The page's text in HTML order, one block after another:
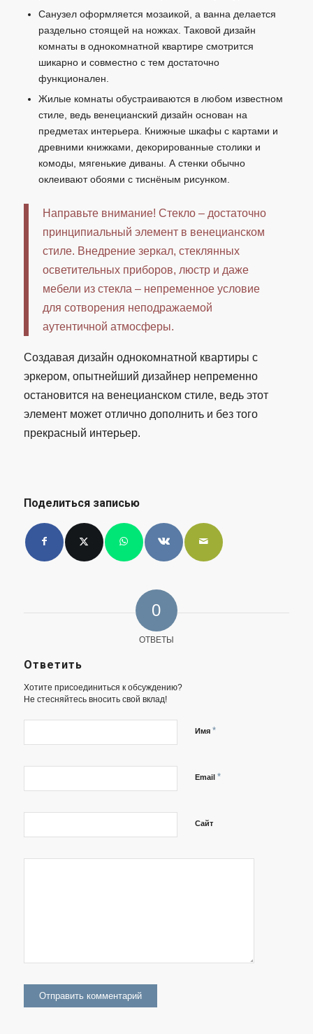
Санузел оформляется мозаикой, а ванна делается
раздельно стоящей на ножках. Таковой дизайн
комнаты в однокомнатной квартире смотрится
шикарно и совместно с тем достаточно
функционален.
Жилые комнаты обустраиваются в любом известном
стиле, ведь венецианский дизайн основан на
предметах интерьера. Книжные шкафы с картами и
древними книжками, декорированные столики и
комоды, мягенькие диваны. А стенки обычно
оклеивают обоями с тиснёным рисунком.
Направьте внимание! Стекло – достаточно
принципиальный элемент в венецианском
стиле. Внедрение зеркал, стеклянных
осветительных приборов, люстр и даже
мебели из стекла – непременное условие
для сотворения неподражаемой
аутентичной атмосферы.
Создавая дизайн однокомнатной квартиры с
эркером, опытнейший дизайнер непременно
остановится на венецианском стиле, ведь этот
элемент может отлично дополнить и без того
прекрасный интерьер.
Поделиться записью
0
ОТВЕТЫ
Ответить
Хотите присоединиться к обсуждению?
Не стесняйтесь вносить свой вклад!
Имя *
Email *
Сайт